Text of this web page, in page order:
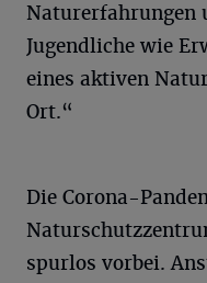
Naturerfahrungen
Jugendliche wie
eines aktiven
Ort.“
Die Corona-
spurlos vorbei.